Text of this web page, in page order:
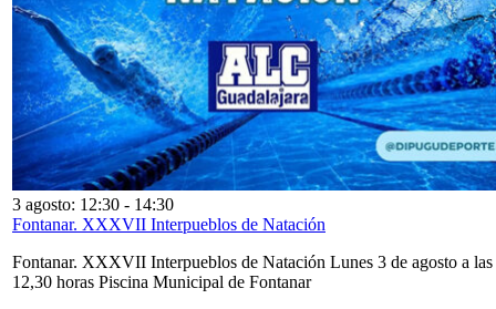
3 agosto: 12:30 - 14:30
Fontanar. XXXVII Interpueblos de Natación
Fontanar. XXXVII Interpueblos de Natación Lunes 3 de agosto a las
12,30 horas Piscina Municipal de Fontanar